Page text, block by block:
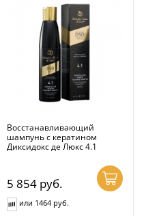
Восстанавливающий
шампунь с кератином
Диксидокс де Люкс 4.1
5 854 руб.
или 1464 руб.